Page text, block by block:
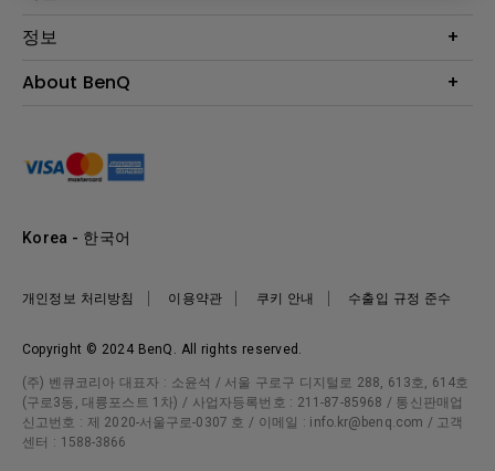
e스포츠
비즈니스 디스플레이
문의
서비스센터
정보
프로젝터 거리계산기
About BenQ
사회적 책임
뉴스
Copyright © 2024 BenQ. All rights reserved.
개인정보 처리방침 이용약관 쿠키 안내 수출입 규정 준수
Korea - 한국어
(주) 벤큐코리아 대표자 : 소윤석 / 서울 구로구 디지털로 288, 613호, 614호
(구로3동, 대륭포스트 1차) / 사업자등록번호 : 211-87-85968 / 통신판매업
신고번호 : 제 2020-서울구로-0307 호 / 이메일 : info.kr@benq.com / 고객
센터 : 1588-3866